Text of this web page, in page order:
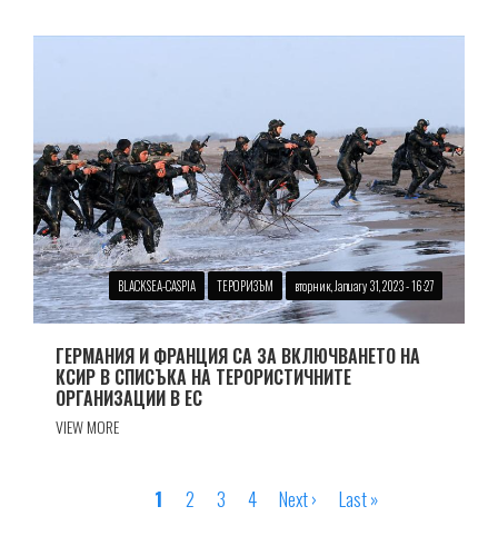
BLACKSEA-CASPIA ТЕРОРИЗЪМ вторник, January 31, 2023 - 16:27
ГЕРМАНИЯ И ФРАНЦИЯ СА ЗА ВКЛЮЧВАНЕТО НА
КСИР В СПИСЪКА НА ТЕРОРИСТИЧНИТЕ
ОРГАНИЗАЦИИ В ЕС
VIEW MORE
Страница
1 Страница
2 Страница
3 Страница
4
Next
Next ›
Last
Last »